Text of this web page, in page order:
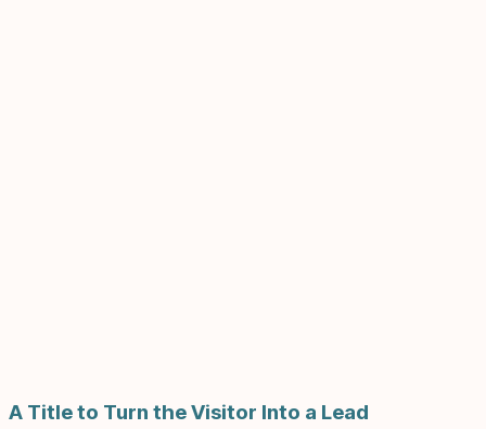
A Title to Turn the Visitor Into a Lead